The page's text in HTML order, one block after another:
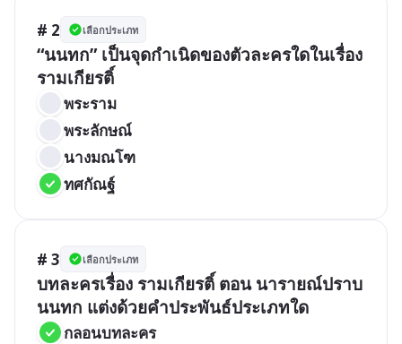
# 2 เลือกประเภท
“นนทก” เป็นจุดกำเนิดของตัวละครใดในเรื่อง
รามเกียรติ์
พระราม
พระลักษณ์
นางมณโฑ
ทศกัณฐ์
# 3 เลือกประเภท
บทละครเรื่อง รามเกียรติ์ ตอน นารายณ์ปราบ
นนทก แต่งด้วยคำประพันธ์ประเภทใด
กลอนบทละคร